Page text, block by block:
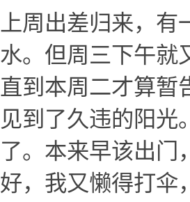
上周出差归来，
水。但周三下午就
直到本周二才算暂
见到了久违的阳光
了。本来早该出门
好，我又懒得打伞